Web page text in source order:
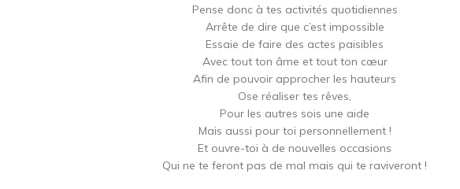
Pense donc à tes activités quotidiennes
Arrête de dire que c’est impossible
Essaie de faire des actes paisibles
Avec tout ton âme et tout ton cœur
Afin de pouvoir approcher les hauteurs
Ose réaliser tes rêves,
Pour les autres sois une aide
Mais aussi pour toi personnellement !
Et ouvre-toi à de nouvelles occasions
Qui ne te feront pas de mal mais qui te raviveront !